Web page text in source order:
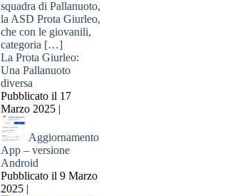
La Prota Giurleo:
Una Pallanuoto
diversa
Pubblicato il 17
Marzo 2025 |
Aggiornamento
App – versione
Android
Pubblicato il 9 Marzo
2025 |